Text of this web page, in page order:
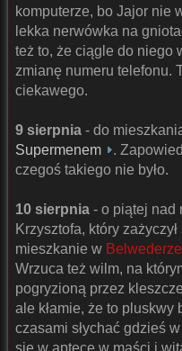
komputerze, bo Jajor nie
lekka nerwówka na
też to, że ciągle do niego
zmianę numeru telefonu.
ciekawego.
9 sierpnia - do
Supermenem
.
czegoś takiego nie było.
10 sierpnia - o piątej nad
Krzysztofa, który
mieszkanie w Belwederze
Wrzuca też wilm, na
pogryzioną przez
ale kłamie, że to
czasami słychać gdzieś